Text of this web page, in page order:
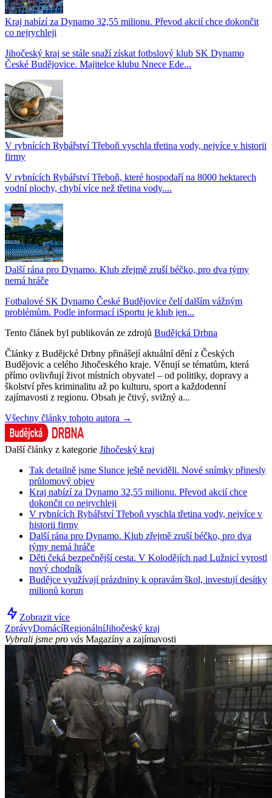
Kraj nabízí za Dynamo 32,55 milionu. Převod akcií chce dokončit
co nejrychleji
Jihočeský kraj se stále snaží získat fotbslový klub SK Dynamo
České Budějovice. Majitelce klubu Nnece Ede...
V rybnících Rybářství Třeboň vyschla třetina vody, nejvíce v historii
firmy
V rybnících Rybářství Třeboň, které hospodaří na 8000 hektarech
vodní plochy, chybí více než třetina vody....
Další rána pro Dynamo. Klub zřejmě zruší béčko, pro dva týmy
nemá hráče
Fotbalové SK Dynamo České Budějovice čelí dalším vážným
problémům. Podle informací iSportu je klub jen...
Tento článek byl publikován ze zdrojů Budějcká Drbna
Články z Budějcké Drbny přinášejí aktuální dění z Českých
Budějovic a celého Jihočeského kraje. Věnují se tématům, která
přímo ovlivňují život místních obyvatel – od politiky, dopravy a
školství přes kriminalitu až po kulturu, sport a každodenní
zajímavosti z regionu. Obsah je čtivý, svižný a...
Všechny články tohoto autora →
Další články z kategorie Jihočeský kraj
Tak detailně jsme Slunce ještě neviděli. Nové snímky přinesly
průlomový objev
Kraj nabízí za Dynamo 32,55 milionu. Převod akcií chce
dokončit co nejrychleji
V rybnících Rybářství Třeboň vyschla třetina vody, nejvíce v
historii firmy
Další rána pro Dynamo. Klub zřejmě zruší béčko, pro dva
týmy nemá hráče
Děti čeká bezpečnější cesta. V Kolodějích nad Lužnicí vyrostl
nový chodník
Budějce využívají prázdniny k opravám škol, investují desítky
milionů korun
Zobrazit více
ZprávyDomácíRegionálníJihočeský kraj
Vybrali jsme pro vás Magazíny a zajímavosti